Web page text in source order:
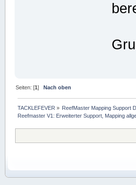
Seiten: [1]Nach oben
TACKLEFEVER » ReefMaster Mapping Support
Reefmaster V1: Erweiterter Support, Mapping